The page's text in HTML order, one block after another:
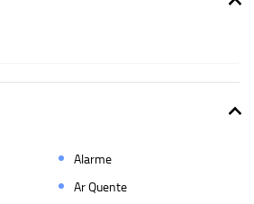
Alarme
Ar Quente